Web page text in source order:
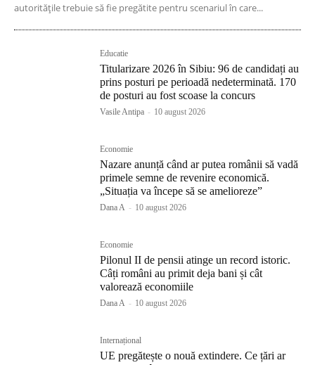
autoritățile trebuie să fie pregătite pentru scenariul în care...
Educatie
Titularizare 2026 în Sibiu: 96 de candidați au
prins posturi pe perioadă nedeterminată. 170
de posturi au fost scoase la concurs
Vasile Antipa - 10 august 2026
Economie
Nazare anunță când ar putea românii să vadă
primele semne de revenire economică.
„Situația va începe să se amelioreze”
Dana A - 10 august 2026
Economie
Pilonul II de pensii atinge un record istoric.
Câți români au primit deja bani și cât
valorează economiile
Dana A - 10 august 2026
Internațional
UE pregătește o nouă extindere. Ce țări ar